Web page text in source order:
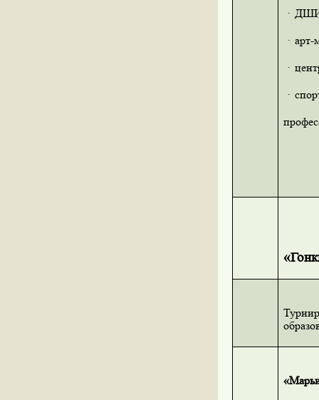
· ДШИ
· арт-
·
·